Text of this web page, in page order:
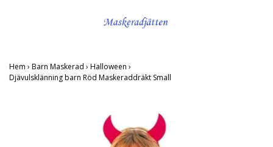
Hem › Barn Maskerad › Halloween ›
Djävulsklänning barn Röd Maskeraddräkt Small